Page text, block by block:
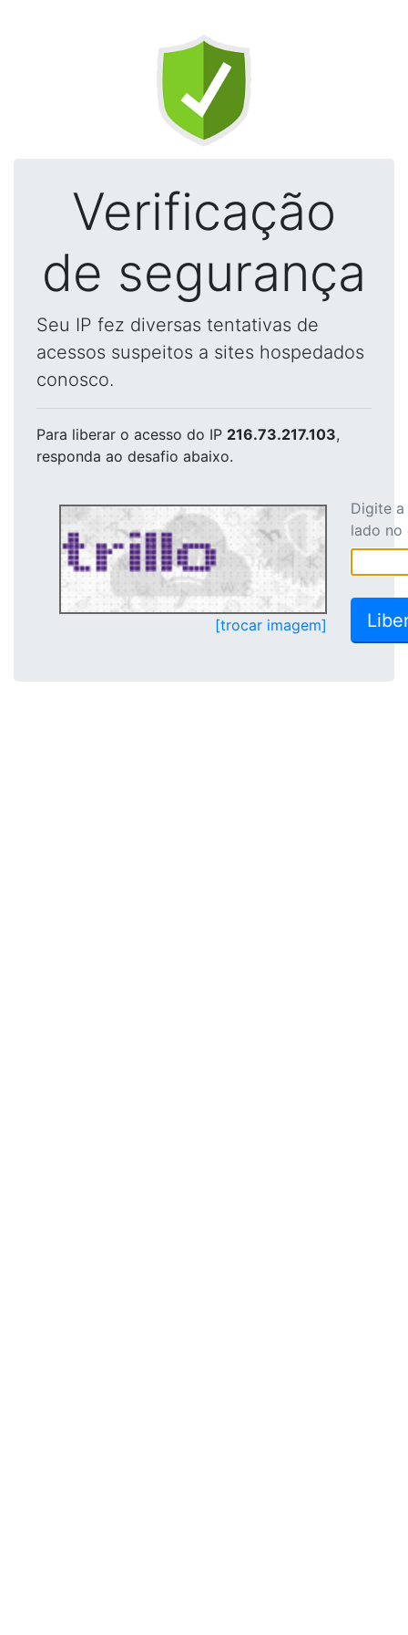
Verificação
de segurança
Seu IP fez diversas tentativas de
acessos suspeitos a sites hospedados
conosco.
Para liberar o acesso do IP 216.73.217.103,
responda ao desafio abaixo.
[trocar imagem]
Digite
lado no